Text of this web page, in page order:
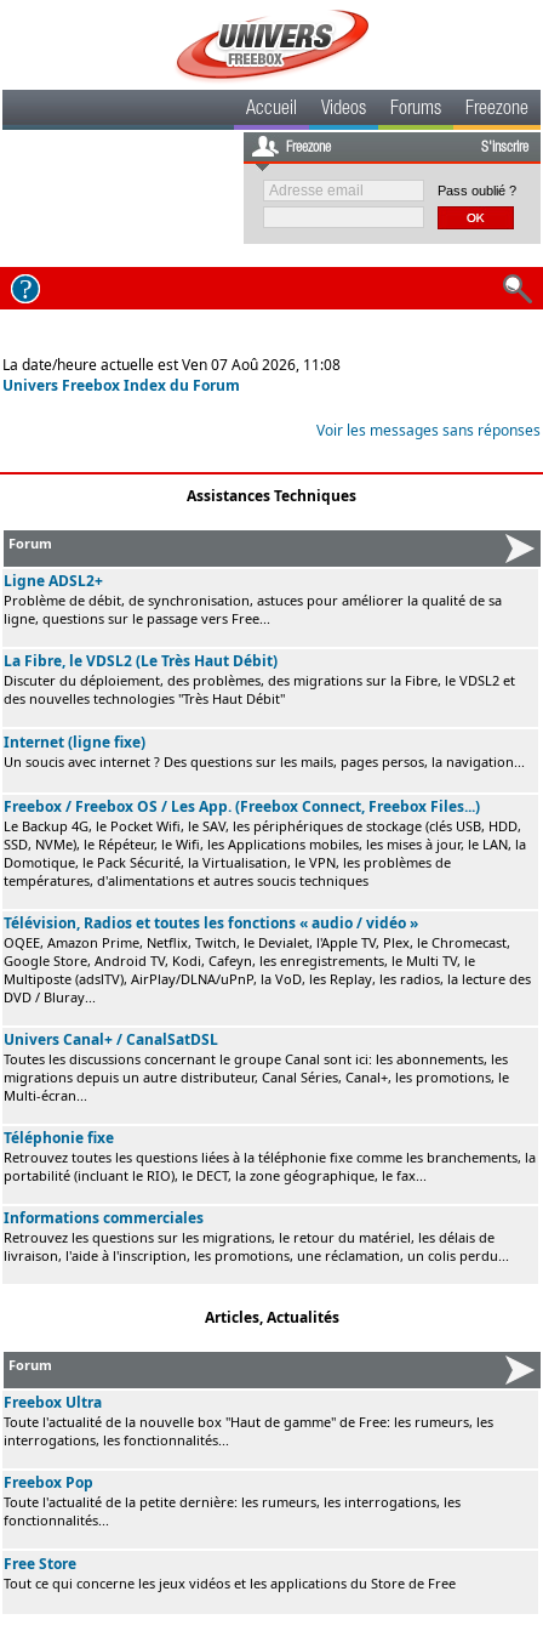
Accueil Videos Forums Freezone
Freezone S'inscrire
Pass oublié ?
La date/heure actuelle est Ven 07 Aoû 2026, 11:08
Univers Freebox Index du Forum
Voir les messages sans réponses
Assistances Techniques
Forum
Ligne ADSL2+
Problème de débit, de synchronisation, astuces pour améliorer la qualité de sa
ligne, questions sur le passage vers Free...
La Fibre, le VDSL2 (Le Très Haut Débit)
Discuter du déploiement, des problèmes, des migrations sur la Fibre, le VDSL2 et
des nouvelles technologies "Très Haut Débit"
Internet (ligne fixe)
Un soucis avec internet ? Des questions sur les mails, pages persos, la navigation...
Freebox / Freebox OS / Les App. (Freebox Connect, Freebox Files...)
Le Backup 4G, le Pocket Wifi, le SAV, les périphériques de stockage (clés USB, HDD,
SSD, NVMe), le Répéteur, le Wifi, les Applications mobiles, les mises à jour, le LAN, la
Domotique, le Pack Sécurité, la Virtualisation, le VPN, les problèmes de
températures, d'alimentations et autres soucis techniques
Télévision, Radios et toutes les fonctions « audio / vidéo »
OQEE, Amazon Prime, Netflix, Twitch, le Devialet, l'Apple TV, Plex, le Chromecast,
Google Store, Android TV, Kodi, Cafeyn, les enregistrements, le Multi TV, le
Multiposte (adslTV), AirPlay/DLNA/uPnP, la VoD, les Replay, les radios, la lecture des
DVD / Bluray...
Univers Canal+ / CanalSatDSL
Toutes les discussions concernant le groupe Canal sont ici: les abonnements, les
migrations depuis un autre distributeur, Canal Séries, Canal+, les promotions, le
Multi-écran...
Téléphonie fixe
Retrouvez toutes les questions liées à la téléphonie fixe comme les branchements, la
portabilité (incluant le RIO), le DECT, la zone géographique, le fax...
Informations commerciales
Retrouvez les questions sur les migrations, le retour du matériel, les délais de
livraison, l'aide à l'inscription, les promotions, une réclamation, un colis perdu...
Articles, Actualités
Forum
Freebox Ultra
Toute l'actualité de la nouvelle box "Haut de gamme" de Free: les rumeurs, les
interrogations, les fonctionnalités...
Freebox Pop
Toute l'actualité de la petite dernière: les rumeurs, les interrogations, les
fonctionnalités...
Free Store
Tout ce qui concerne les jeux vidéos et les applications du Store de Free